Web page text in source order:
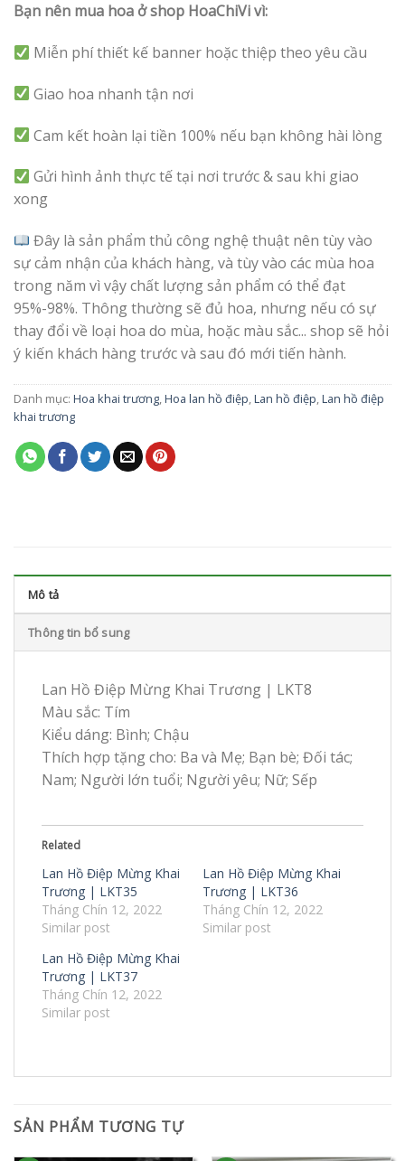
Bạn nên mua hoa ở shop HoaChiVi vì:
Miễn phí thiết kế banner hoặc thiệp theo yêu cầu
Giao hoa nhanh tận nơi
Cam kết hoàn lại tiền 100% nếu bạn không hài lòng
Gửi hình ảnh thực tế tại nơi trước & sau khi giao
xong
Đây là sản phẩm thủ công nghệ thuật nên tùy vào
sự cảm nhận của khách hàng, và tùy vào các mùa hoa
trong năm vì vậy chất lượng sản phẩm có thể đạt
95%-98%. Thông thường sẽ đủ hoa, nhưng nếu có sự
thay đổi về loại hoa do mùa, hoặc màu sắc... shop sẽ hỏi
ý kiến khách hàng trước và sau đó mới tiến hành.
Danh mục: Hoa khai trương,Hoa lan hồ điệp,Lan hồ điệp,Lan hồ điệp
khai trương
Mô tả
Thông tin bổ sung
Lan Hồ Điệp Mừng Khai Trương | LKT8
Màu sắc: Tím
Kiểu dáng: Bình; Chậu
Thích hợp tặng cho: Ba và Mẹ; Bạn bè; Đối tác;
Nam; Người lớn tuổi; Người yêu; Nữ; Sếp
Related
Lan Hồ Điệp Mừng Khai
Trương | LKT35
Tháng Chín 12, 2022
Similar post
Lan Hồ Điệp Mừng Khai
Trương | LKT36
Tháng Chín 12, 2022
Similar post
Lan Hồ Điệp Mừng Khai
Trương | LKT37
Tháng Chín 12, 2022
Similar post
SẢN PHẨM TƯƠNG TỰ